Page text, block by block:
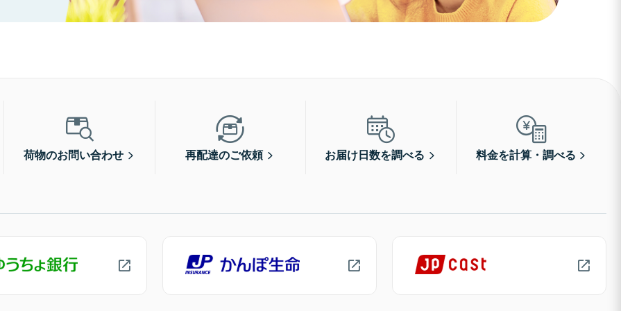
荷物のお問い合わせ 再配達のご依頼 お届け日数を調べる 料金を計算・調べる